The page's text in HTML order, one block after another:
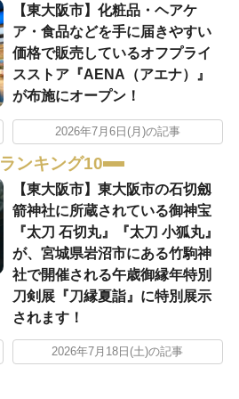
【東大阪市】化粧品・ヘアケ
ア・食品などを手に届きやすい
価格で販売しているオフプライ
スストア『AENA（アエナ）』
が布施にオープン！
2026年7月6日(月)の記事
ランキング10
【東大阪市】東大阪市の石切劔
箭神社に所蔵されている御神宝
『太刀 石切丸』『太刀 小狐丸』
が、宮城県岩沼市にある竹駒神
社で開催される午歳御縁年特別
刀剣展『刀縁夏詣』に特別展示
されます！
2026年7月18日(土)の記事